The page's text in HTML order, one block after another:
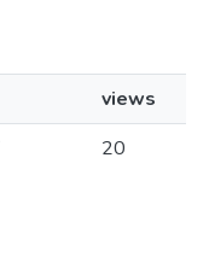
views
20